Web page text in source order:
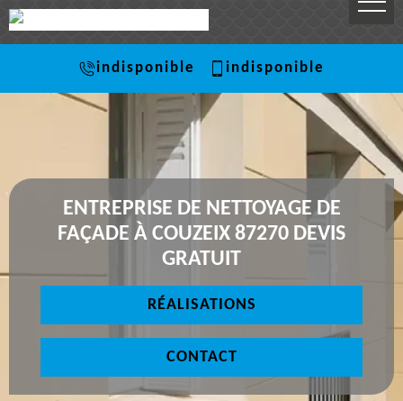
indisponible indisponible
ENTREPRISE DE NETTOYAGE DE
FAÇADE À COUZEIX 87270 DEVIS
GRATUIT
RÉALISATIONS
CONTACT